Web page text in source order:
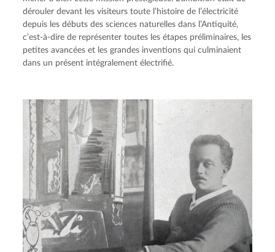
dérouler devant les visiteurs toute l’histoire de l’électricité
depuis les débuts des sciences naturelles dans l’Antiquité,
c’est-à-dire de représenter toutes les étapes préliminaires, les
petites avancées et les grandes inventions qui culminaient
dans un présent intégralement électrifié.